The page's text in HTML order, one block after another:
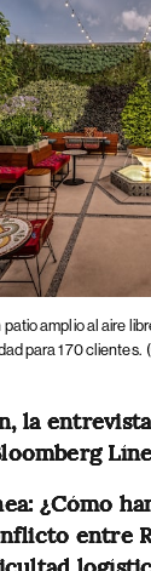
patio amplio al aire
para 170 clientes.
la
¿Cómo
entre